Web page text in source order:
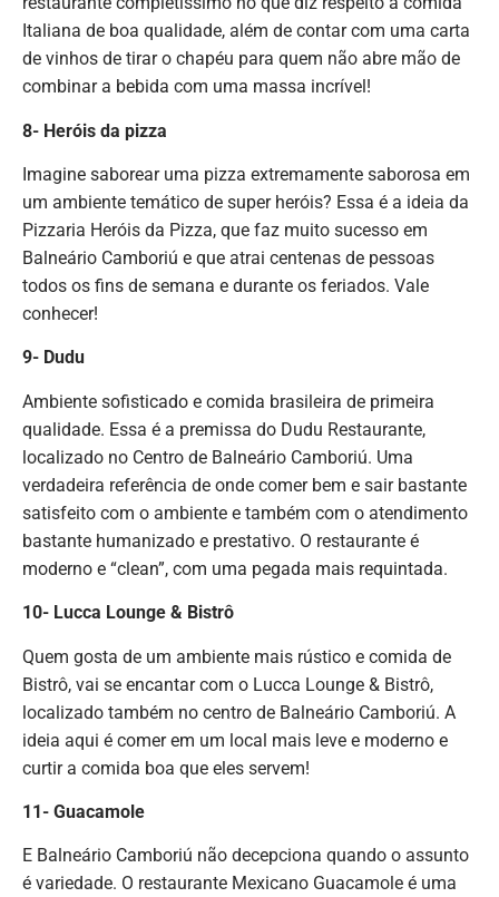
Italiana de boa qualidade, além de contar com uma carta
de vinhos de tirar o chapéu para quem não abre mão de
combinar a bebida com uma massa incrível!
8- Heróis da pizza
Imagine saborear uma pizza extremamente saborosa em
um ambiente temático de super heróis? Essa é a ideia da
Pizzaria Heróis da Pizza, que faz muito sucesso em
Balneário Camboriú e que atrai centenas de pessoas
todos os fins de semana e durante os feriados. Vale
conhecer!
9- Dudu
Ambiente sofisticado e comida brasileira de primeira
qualidade. Essa é a premissa do Dudu Restaurante,
localizado no Centro de Balneário Camboriú. Uma
verdadeira referência de onde comer bem e sair bastante
satisfeito com o ambiente e também com o atendimento
bastante humanizado e prestativo. O restaurante é
moderno e “clean”, com uma pegada mais requintada.
10- Lucca Lounge & Bistrô
Quem gosta de um ambiente mais rústico e comida de
Bistrô, vai se encantar com o Lucca Lounge & Bistrô,
localizado também no centro de Balneário Camboriú. A
ideia aqui é comer em um local mais leve e moderno e
curtir a comida boa que eles servem!
11- Guacamole
E Balneário Camboriú não decepciona quando o assunto
é variedade. O restaurante Mexicano Guacamole é uma